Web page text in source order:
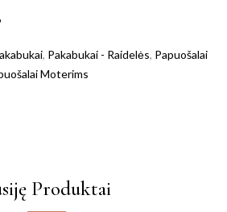
, Pakabukai - Raidelės, Papuošalai
Moterims
Produktai